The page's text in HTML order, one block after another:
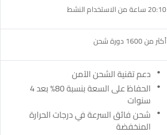
20:10 ساعة من الاستخدام النشط
أكثر من 1600 دورة شحن
دعم تقنية الشحن الآمن
الحفاظ على السعة بنسبة 80% بعد 4
سنوات
شحن فائق السرعة في درجات الحرارة
المنخفضة